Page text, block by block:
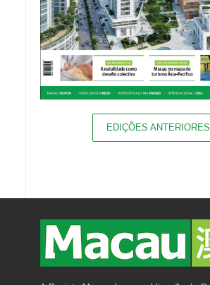
EDIÇÕES ANTERIORES